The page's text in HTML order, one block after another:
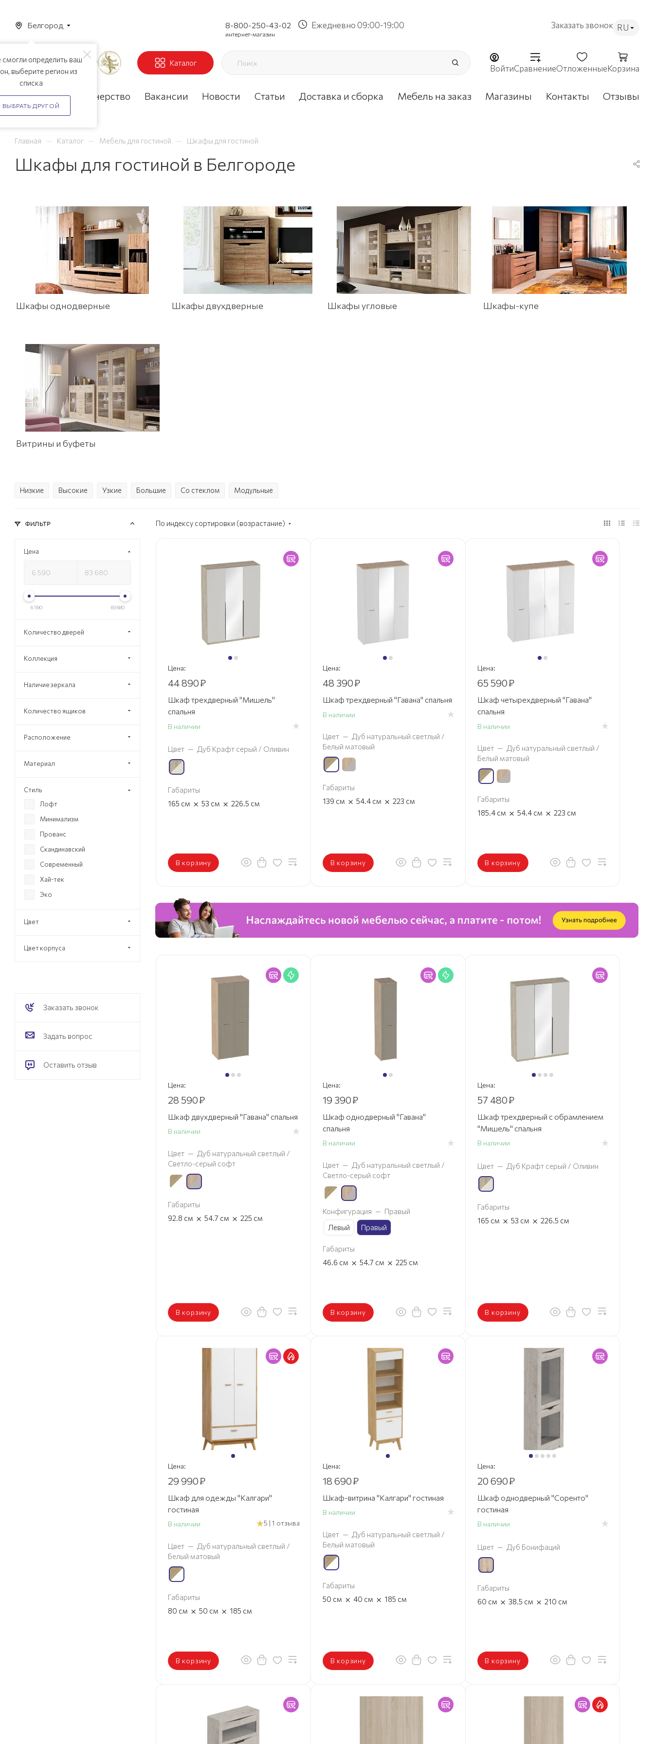
Белгород
определить ваш
выберите регион из
списка
ВЫБРАТЬ ДРУГОЙ
8-800-250-43-02
интернет-магазин
Ежедневно 09:00-19:00 Заказать звонок RU
Каталог
ВойтиСравнениеОтложенныеКорзина
Акции Партнерство Вакансии Новости Статьи Доставка и сборка Мебель на заказ Магазины Контакты Отзывы
Главная — Каталог — Мебель для гостиной — Шкафы для гостиной
Шкафы для гостиной в Белгороде
Шкафы однодверные Шкафы двухдверные Шкафы угловые Шкафы-купе
Витрины и буфеты
Низкие Высокие Узкие Большие Со стеклом Модульные
По индексу сортировки (возрастание)
Цена:
44 890₽
Шкаф трехдверный "Мишель"
спальня
В наличии
Цвет — Дуб Крафт серый / Оливин
Габариты
165 см × 53 см × 226.5 см
В корзину
Цена:
48 390₽
Шкаф трехдверный "Гавана" спальня
В наличии
Цвет — Дуб натуральный светлый /
Белый матовый
Габариты
139 см × 54.4 см × 223 см
В корзину
Цена:
65 590₽
Шкаф четырехдверный "Гавана"
спальня
В наличии
Цвет — Дуб натуральный светлый /
Белый матовый
Габариты
185.4 см × 54.4 см × 223 см
В корзину
Цена:
28 590₽
Шкаф двухдверный "Гавана" спальня
В наличии
Цвет — Дуб натуральный светлый /
Светло-серый софт
Габариты
92.8 см × 54.7 см × 225 см
В корзину
Цена:
19 390₽
Шкаф однодверный "Гавана"
спальня
В наличии
Цвет — Дуб натуральный светлый /
Светло-серый софт
Конфигурация — Правый
Левый
Правый
Габариты
46.6 см × 54.7 см × 225 см
В корзину
Цена:
57 480₽
Шкаф трехдверный с обрамлением
"Мишель" спальня
В наличии
Цвет — Дуб Крафт серый / Оливин
Габариты
165 см × 53 см × 226.5 см
В корзину
Цена:
29 990₽
Шкаф для одежды "Калгари"
гостиная
В наличии 5 | 1 отзыва
Цвет — Дуб натуральный светлый /
Белый матовый
Габариты
80 см × 50 см × 185 см
В корзину
Цена:
18 690₽
Шкаф-витрина "Калгари" гостиная
В наличии
Цвет — Дуб натуральный светлый /
Белый матовый
Габариты
50 см × 40 см × 185 см
В корзину
Цена:
20 690₽
Шкаф однодверный "Соренто"
гостиная
В наличии
Цвет — Дуб Бонифаций
Габариты
60 см × 38.5 см × 210 см
В корзину
ФИЛЬТР
Цена
6 590 83 680
Количество дверей
Коллекция
Наличие зеркала
Количество ящиков
Расположение
Материал
Стиль
Лофт
Минимализм
Прованс
Скандинавский
Современный
Хай-тек
Эко
Цвет
Цвет корпуса
Заказать звонок
Задать вопрос
Оставить отзыв